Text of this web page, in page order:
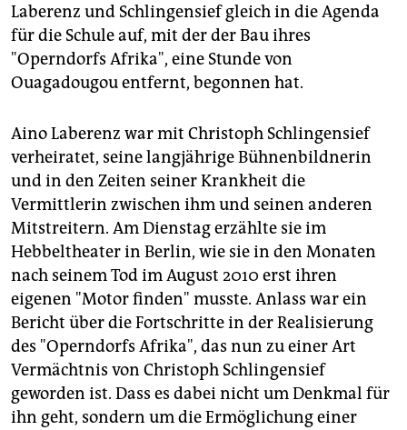
Laberenz und Schlingensief gleich in die Agenda
für die Schule auf, mit der der Bau ihres
"Operndorfs Afrika", eine Stunde von
Ouagadougou entfernt, begonnen hat.
Aino Laberenz war mit Christoph Schlingensief
verheiratet, seine langjährige Bühnenbildnerin
und in den Zeiten seiner Krankheit die
Vermittlerin zwischen ihm und seinen anderen
Mitstreitern. Am Dienstag erzählte sie im
Hebbeltheater in Berlin, wie sie in den Monaten
nach seinem Tod im August 2010 erst ihren
eigenen "Motor finden" musste. Anlass war ein
Bericht über die Fortschritte in der Realisierung
des "Operndorfs Afrika", das nun zu einer Art
Vermächtnis von Christoph Schlingensief
geworden ist. Dass es dabei nicht um Denkmal für
ihn geht, sondern um die Ermöglichung einer